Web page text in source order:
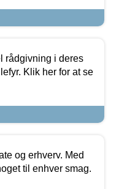
rådgivning i deres
Klik her for at se
og erhverv. Med
til enhver smag.